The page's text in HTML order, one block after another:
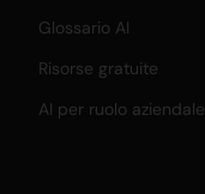
Glossario AI
Risorse gratuite
AI per ruolo aziendale